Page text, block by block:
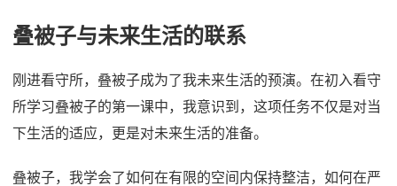
叠被子与未来生活的联系
刚进看守所，叠被子成为了我未来生活的预演。在初入看守
所学习叠被子的第一课中，我意识到，这项任务不仅是对当
下生活的适应，更是对未来生活的准备。
叠被子，我学会了如何在有限的空间内保持整洁，如何在严